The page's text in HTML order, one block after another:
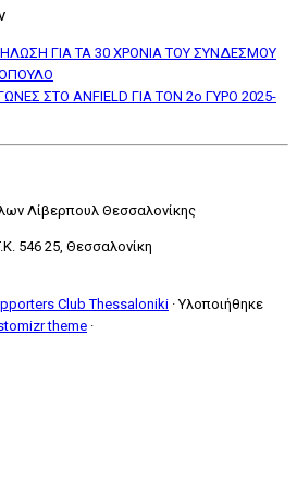
ΓΙΑ ΤΑ 30 ΧΡΟΝΙΑ ΤΟΥ ΣΥΝΔΕΣΜΟΥ
ΣΤΟ ANFIELD ΓΙΑ ΤΟΝ 2ο ΓΥΡΟ 2025-
Λίβερπουλ Θεσσαλονίκης
546 25, Θεσσαλονίκη
Club Thessaloniki ·Υλοποιήθηκε
theme ·